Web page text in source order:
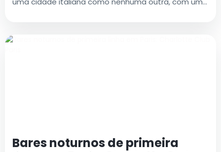
Bares noturnos de primeira